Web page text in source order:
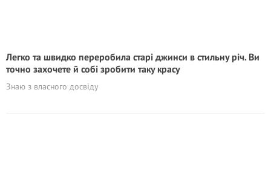
Легко та швидко переробила старі джинси в стильну річ. Ви
точно захочете й собі зробити таку красу
Знаю з власного досвіду